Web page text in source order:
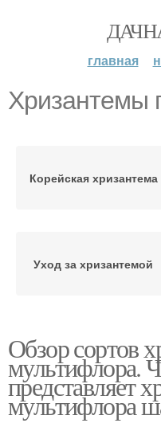
главная
Хризантемы
Корейская хризантема
Уход за хризантемой
Хризантемы к зиме
Обзор сортов
мультифлора.
представляет
мультифлора